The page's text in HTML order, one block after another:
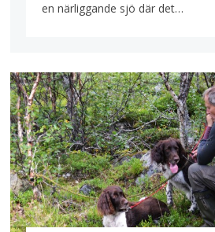
en närliggande sjö där det…